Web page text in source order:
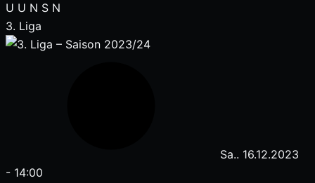
U U N S N
3. Liga
Sa.. 16.12.2023
- 14:00